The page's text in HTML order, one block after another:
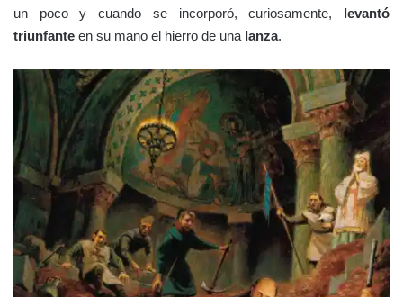
un poco y cuando se incorporó, curiosamente, levantó
triunfante en su mano el hierro de una lanza.